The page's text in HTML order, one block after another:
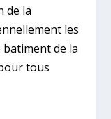
de la
les
batiment de la
tous